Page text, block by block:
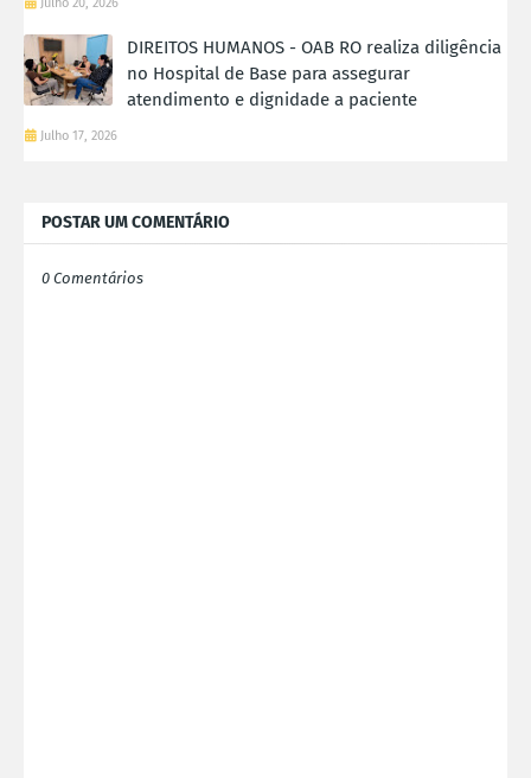
Julho 20, 2026
DIREITOS HUMANOS - OAB RO realiza diligência
no Hospital de Base para assegurar
atendimento e dignidade a paciente
Julho 17, 2026
POSTAR UM COMENTÁRIO
0 Comentários